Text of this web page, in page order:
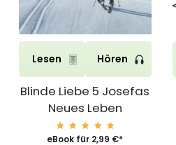
Lesen Hören
Blinde Liebe 5 Josefas
Neues Leben
Bewert
et mit
eBook für 2,99 €*